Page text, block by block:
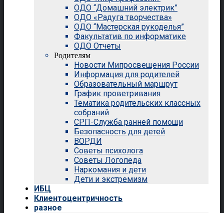
ОДО “Домашний электрик”
ОДО «Радуга творчества»
ОДО “Мастерская рукоделья”
Факультатив по информатике
ОДО Отчеты
Родителям
Новости Мипросвещения России
Информация для родителей
Образовательный маршрут
График проветривания
Тематика родительских классных
собраний
СРП-Служба ранней помощи
Безопасность для детей
ВОРДИ
Советы психолога
Советы Логопеда
Наркомания и дети
Дети и экстремизм
ИБЦ
Клиентоцентричность
разное